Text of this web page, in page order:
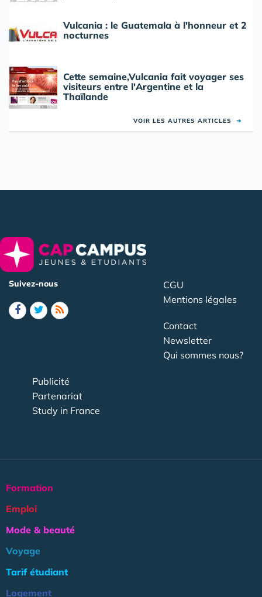
Vulcania : le Guatemala à l'honneur et 2
nocturnes
Cette semaine,Vulcania fait voyager ses
visiteurs entre l'Argentine et la
Thaïlande
VOIR LES AUTRES ARTICLES ➜
Suivez-nous
CGU
Mentions légales
Contact
Newsletter
Qui sommes nous?
Publicité
Partenariat
Study in France
Formation
Emploi
Mode & beauté
Voyage
Tarif étudiant
Logement